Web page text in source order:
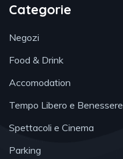
Categorie
Negozi
Food & Drink
Accomodation
Tempo Libero e Benessere
Spettacoli e Cinema
Parking